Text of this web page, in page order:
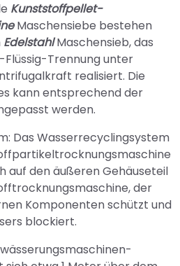
Kunststoffpellet-
Maschensiebe bestehen
EdelstahlMaschensieb, das
Trennung unter
realisiert. Die
kann entsprechend der
werden.
Das Wasserrecyclingsystem
auf den äußeren Gehäuseteil
der
Komponenten schützt und
blockiert.